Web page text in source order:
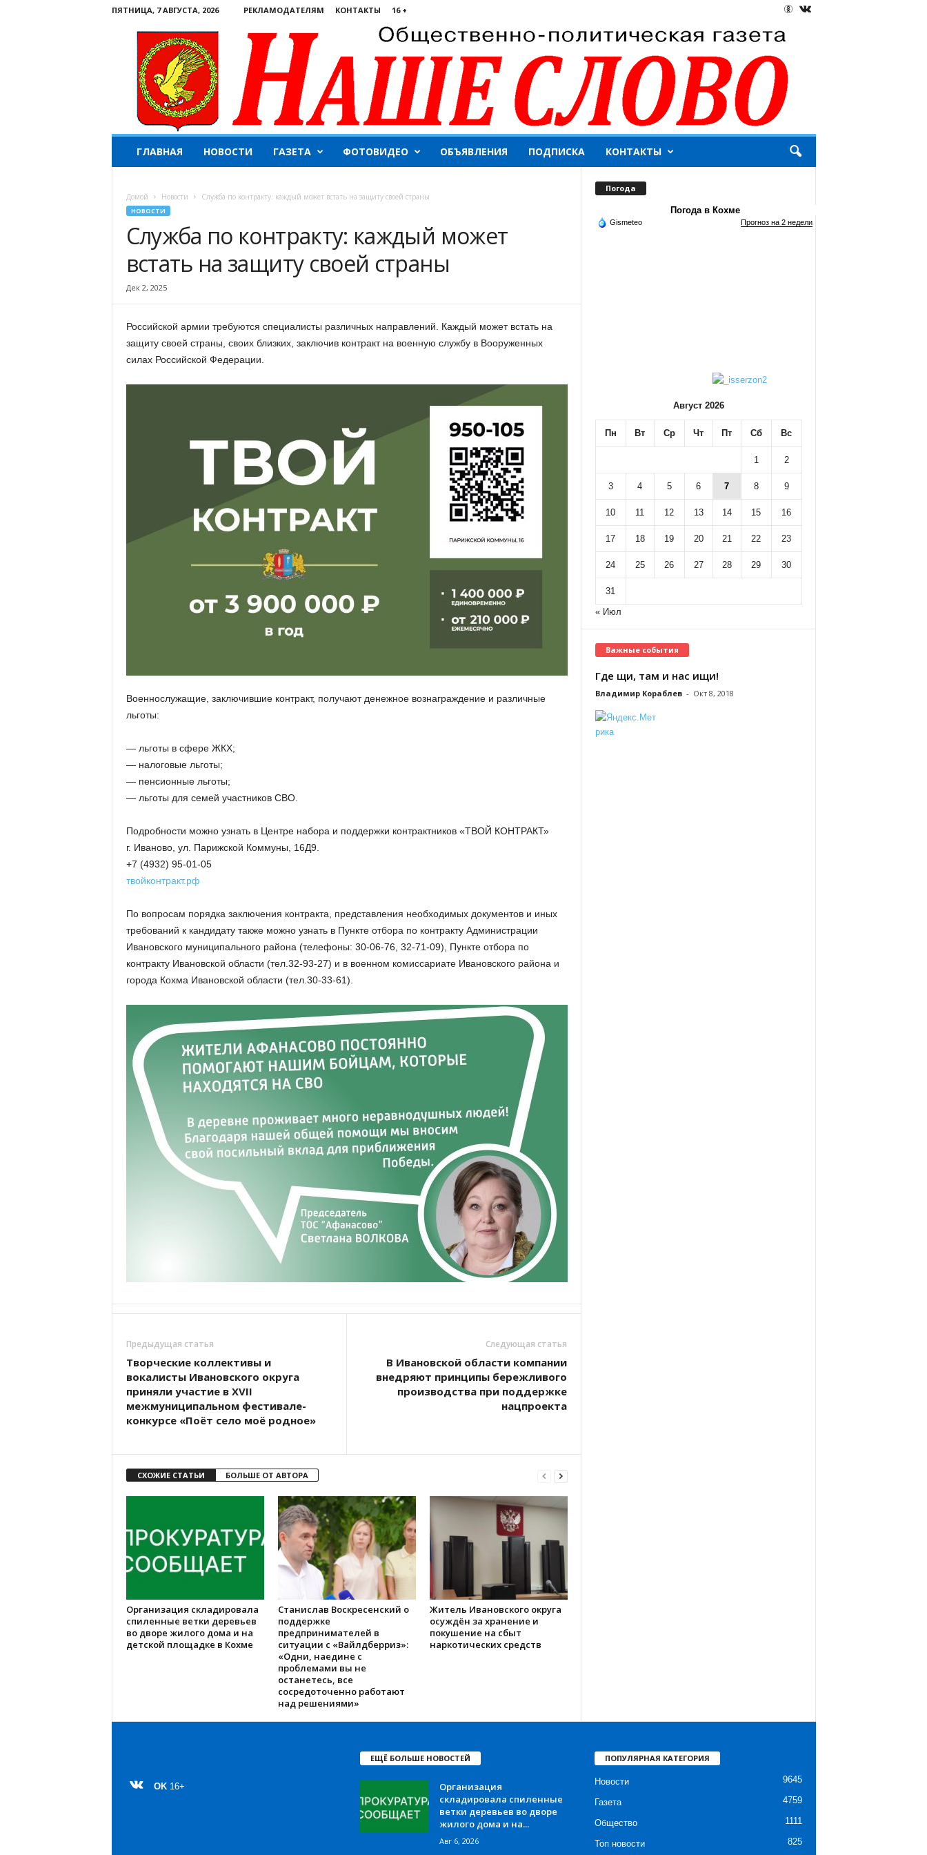
ПЯТНИЦА, 7 АВГУСТА, 2026 РЕКЛАМОДАТЕЛЯМ КОНТАКТЫ 16 +
ш
ГЛАВНАЯ НОВОСТИ ГАЗЕТА ФОТОВИДЕО ОБЪЯВЛЕНИЯ ПОДПИСКА КОНТАКТЫ
Домой Новости Служба по контракту: каждый может встать на защиту своей страны
НОВОСТИ
Служба по контракту: каждый может
встать на защиту своей страны
Дек 2, 2025
Российской армии требуются специалисты различных направлений. Каждый может встать на
защиту своей страны, своих близких, заключив контракт на военную службу в Вооруженных
силах Российской Федерации.
Военнослужащие, заключившие контракт, получают денежное вознаграждение и различные
льготы:
— льготы в сфере ЖКХ;
— налоговые льготы;
— пенсионные льготы;
— льготы для семей участников СВО.
Подробности можно узнать в Центре набора и поддержки контрактников «ТВОЙ КОНТРАКТ»
г. Иваново, ул. Парижской Коммуны, 16Д9.
+7 (4932) 95-01-05
твойконтракт.рф
По вопросам порядка заключения контракта, представления необходимых документов и иных
требований к кандидату также можно узнать в Пункте отбора по контракту Администрации
Ивановского муниципального района (телефоны: 30-06-76, 32-71-09), Пункте отбора по
контракту Ивановской области (тел.32-93-27) и в военном комиссариате Ивановского района и
города Кохма Ивановской области (тел.30-33-61).
Предыдущая статья
Творческие коллективы и
вокалисты Ивановского округа
приняли участие в ХVII
межмуниципальном фестивале-
конкурсе «Поёт село моё родное»
Следующая статья
В Ивановской области компании
внедряют принципы бережливого
производства при поддержке
нацпроекта
СХОЖИЕ СТАТЬИ БОЛЬШЕ ОТ АВТОРА
Организация складировала
спиленные ветки деревьев
во дворе жилого дома и на
детской площадке в Кохме
Станислав Воскресенский о
поддержке
предпринимателей в
ситуации с «Вайлдберриз»:
«Одни, наедине с
проблемами вы не
останетесь, все
сосредоточенно работают
над решениями»
Житель Ивановского округа
осуждён за хранение и
покушение на сбыт
наркотических средств
Погода
Погода в Кохме
Gismeteo Прогноз на 2 недели
Август 2026
Пн Вт Ср Чт Пт Сб Вс
1 2
3 4 5 6 7 8 9
10 11 12 13 14 15 16
17 18 19 20 21 22 23
24 25 26 27 28 29 30
31
« Июл
Важные события
Где щи, там и нас ищи!
Владимир Кораблев - Окт 8, 2018
OK 16+
ЕЩЁ БОЛЬШЕ НОВОСТЕЙ
Организация
складировала спиленные
ветки деревьев во дворе
жилого дома и на...
Авг 6, 2026
ПОПУЛЯРНАЯ КАТЕГОРИЯ
Новости 9645
Газета 4759
Общество 1111
Топ новости 825